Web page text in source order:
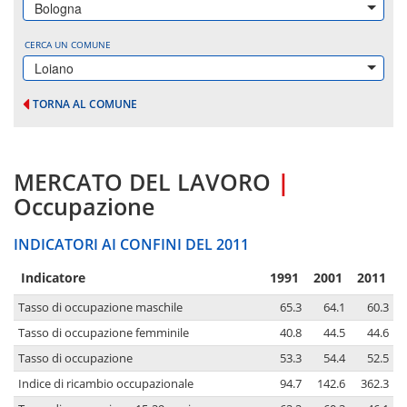
Bologna
CERCA UN COMUNE
Loiano
TORNA AL COMUNE
MERCATO DEL LAVORO |
Occupazione
INDICATORI AI CONFINI DEL 2011
Indicatore 1991 2001 2011
Tasso di occupazione maschile 65.3 64.1
60.3
Tasso di occupazione femminile
40.8 44.5
44.6
Tasso di occupazione
53.3 54.4
52.5
Indice di ricambio occupazionale
94.7 142.6
362.3